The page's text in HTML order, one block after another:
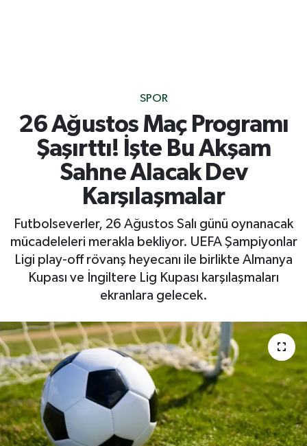
SPOR
26 Ağustos Maç Programı
Şaşırttı! İşte Bu Akşam
Sahne Alacak Dev
Karşılaşmalar
Futbolseverler, 26 Ağustos Salı günü oynanacak
mücadeleleri merakla bekliyor. UEFA Şampiyonlar
Ligi play-off rövanş heyecanı ile birlikte Almanya
Kupası ve İngiltere Lig Kupası karşılaşmaları
ekranlara gelecek.